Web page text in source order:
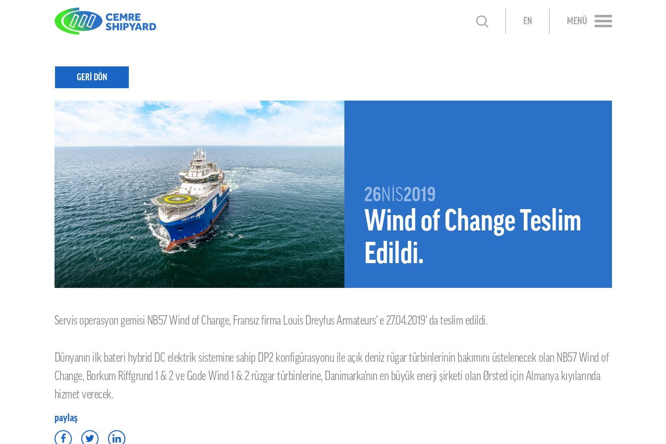
EN MENÜ
GERİ DÖN
26NİS2019
Wind of Change Teslim
Edildi.
Servis operasyon gemisi NB57 Wind of Change, Fransız firma Louis Dreyfus Armateurs' e 27.04.2019' da teslim edildi.
Dünyanın ilk bateri hybrid DC elektrik sistemine sahip DP2 konfigürasyonu ile açık deniz rügar türbinlerinin bakımını üstelenecek olan NB57 Wind of
Change, Borkum Riffgrund 1 & 2 ve Gode Wind 1 & 2 rüzgar türbinlerine, Danimarka'nın en büyük enerji şirketi olan Ørsted için Almanya kıyılarında
hizmet verecek.
paylaş